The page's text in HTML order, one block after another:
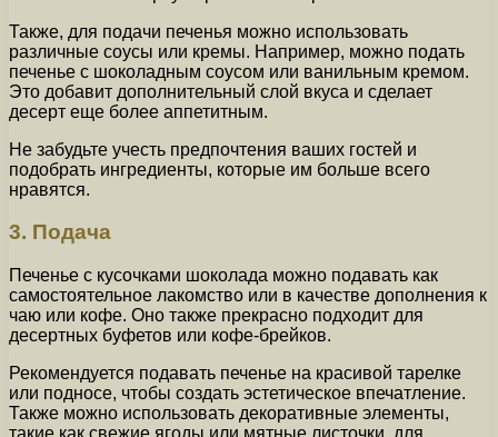
Также, для подачи печенья можно использовать
различные соусы или кремы. Например, можно подать
печенье с шоколадным соусом или ванильным кремом.
Это добавит дополнительный слой вкуса и сделает
десерт еще более аппетитным.
Не забудьте учесть предпочтения ваших гостей и
подобрать ингредиенты, которые им больше всего
нравятся.
3. Подача
Печенье с кусочками шоколада можно подавать как
самостоятельное лакомство или в качестве дополнения к
чаю или кофе. Оно также прекрасно подходит для
десертных буфетов или кофе-брейков.
Рекомендуется подавать печенье на красивой тарелке
или подносе, чтобы создать эстетическое впечатление.
Также можно использовать декоративные элементы,
такие как свежие ягоды или мятные листочки, для